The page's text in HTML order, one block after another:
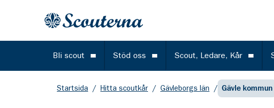
Gå till huvudinnehållet
Bli scout Öppna meny
Stöd oss Öppna meny
Scout, Ledare, Kår
Startsida / Hitta scoutkår / Gävleborgs län / Gävle kommun